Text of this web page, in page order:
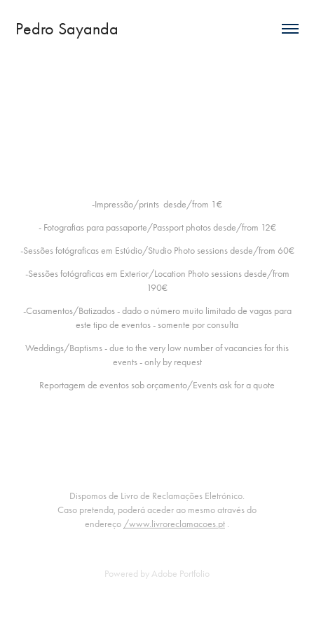
Pedro Sayanda
-Impressão/prints desde/from 1€
- Fotografias para passaporte/Passport photos desde/from 12€
-Sessões fotógraficas em Estúdio/Studio Photo sessions desde/from 60€
-Sessões fotógraficas em Exterior/Location Photo sessions desde/from
190€
-Casamentos/Batizados - dado o número muito limitado de vagas para
este tipo de eventos - somente por consulta
Weddings/Baptisms - due to the very low number of vacancies for this
events - only by request
Reportagem de eventos sob orçamento/Events ask for a quote
Dispomos de Livro de Reclamações Eletrónico.
Caso pretenda, poderá aceder ao mesmo através do
endereço /www.livroreclamacoes.pt .
Powered by Adobe Portfolio